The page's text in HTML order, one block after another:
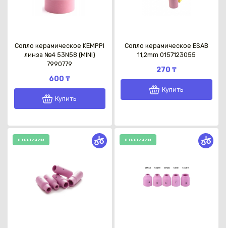
Сопло керамическое KEMPPI
линза №4 53N58 (MINI)
7990779
600 ₸
Купить
Сопло керамическое ESAB
11,2mm 0157123055
270 ₸
Купить
в наличии в наличии